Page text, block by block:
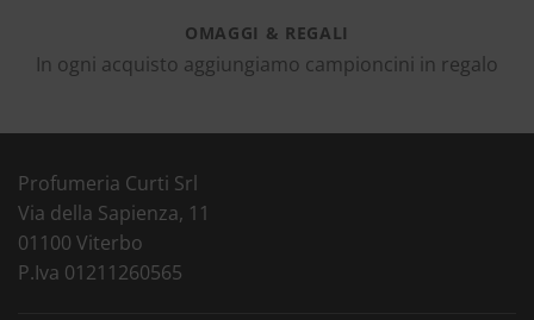
OMAGGI & REGALI
In ogni acquisto aggiungiamo campioncini in regalo
Profumeria Curti Srl
Via della Sapienza, 11
01100 Viterbo
P.Iva 01211260565